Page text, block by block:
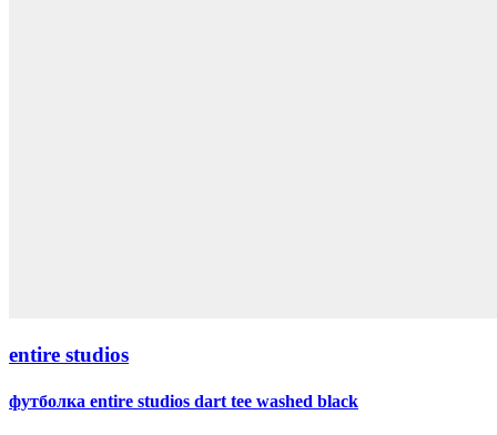
entire studios
футболка entire studios dart tee washed black